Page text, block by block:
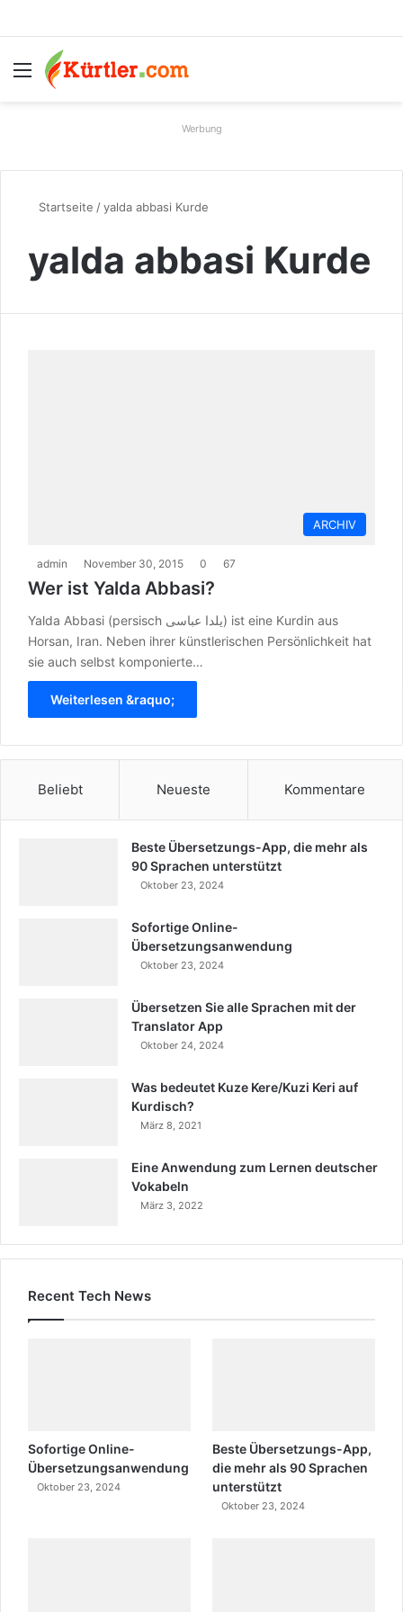
Menü
Werbung
Startseite /yalda abbasi Kurde
yalda abbasi Kurde
ARCHIV
admin November 30, 2015 0 67
Wer ist Yalda Abbasi?
Yalda Abbasi (persisch یلدا عباسی) ist eine Kurdin aus
Horsan, Iran. Neben ihrer künstlerischen Persönlichkeit hat
sie auch selbst komponierte…
Weiterlesen &raquo;
Beliebt Neueste Kommentare
Beste Übersetzungs-App, die mehr als
90 Sprachen unterstützt
Oktober 23, 2024
Sofortige Online-
Übersetzungsanwendung
Oktober 23, 2024
Übersetzen Sie alle Sprachen mit der
Translator App
Oktober 24, 2024
Was bedeutet Kuze Kere/Kuzi Keri auf
Kurdisch?
März 8, 2021
Eine Anwendung zum Lernen deutscher
Vokabeln
März 3, 2022
Recent Tech News
Sofortige Online-
Übersetzungsanwendung
Oktober 23, 2024
Beste Übersetzungs-App,
die mehr als 90 Sprachen
unterstützt
Oktober 23, 2024